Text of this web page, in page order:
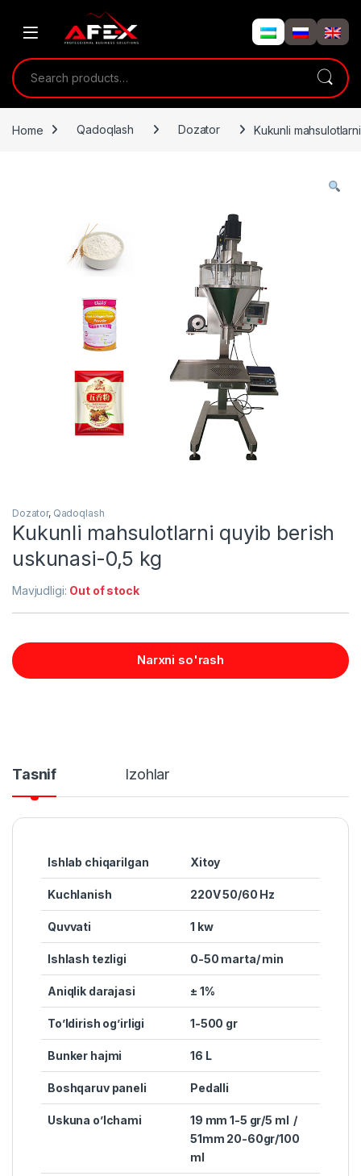
Search for:
Home Qadoqlash Dozator Kukunli
Dozator, Qadoqlash
Kukunli mahsulotlarni quyib berish
uskunasi-0,5 kg
Mavjudligi: Out of stock
Narxni so'rash
Tasnif Izohlar
Ishlab chiqarilgan Xitoy
Kuchlanish 220V 50/60 Hz
Quvvati 1 kw
Ishlash tezligi 0-50 marta/ min
Aniqlik darajasi ± 1%
To’ldirish og’irligi 1-500 gr
Bunker hajmi 16 L
Boshqaruv paneli Pedalli
Uskuna o’lchami
19 mm 1-5 gr/5 ml /
51mm 20-60gr/100
ml